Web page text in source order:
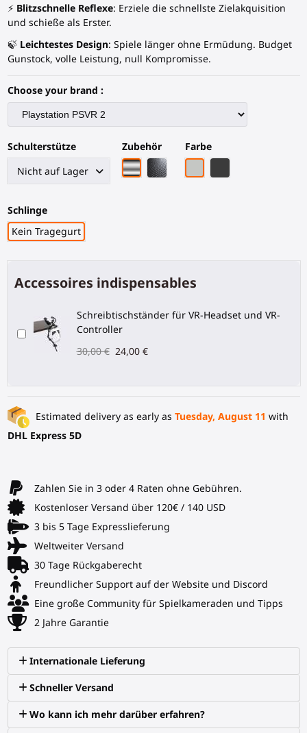
⚡ Blitzschnelle Reflexe: Erziele die schnellste Zielakquisition
und schieße als Erster.
🍃 Leichtestes Design: Spiele länger ohne Ermüdung. Budget
Gunstock, volle Leistung, null Kompromisse.
Choose your brand :
Schulterstütze
Zubehör
Chrom-Armatur
Schwarze Kohlefaser-Armatur
Farbe
Schlinge
Kein Tragegurt
Accessoires indispensables
Schreibtischständer für VR-Headset und VR-
Controller
30,00 € 24,00 €
Estimated delivery as early as Tuesday, August 11 with
DHL Express 5D
Zahlen Sie in 3 oder 4 Raten ohne Gebühren.
Kostenloser Versand über 120€ / 140 USD
3 bis 5 Tage Expresslieferung
Weltweiter Versand
30 Tage Rückgaberecht
Freundlicher Support auf der Website und Discord
Eine große Community für Spielkameraden und Tipps
2 Jahre Garantie
Internationale Lieferung
Schneller Versand
Wo kann ich mehr darüber erfahren?